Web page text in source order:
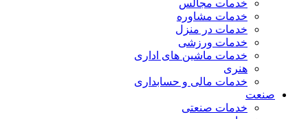
خدمات مجالس
خدمات مشاوره
خدمات در منزل
خدمات ورزشی
خدمات ماشین های اداری
هنری
خدمات مالی و حسابداری
صنعت
خدمات صنعتی